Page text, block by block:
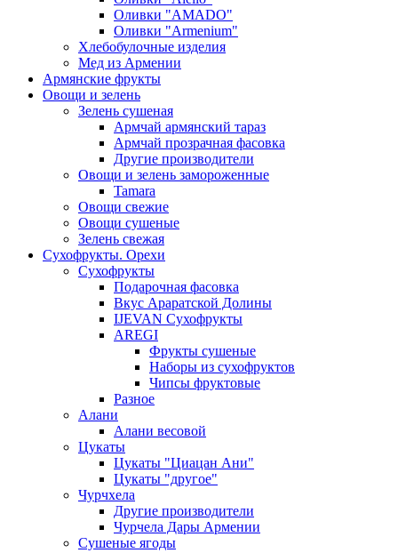
Оливки "AMADO"
Оливки "Armenium"
Хлебобулочные изделия
Мед из Армении
Армянские фрукты
Овощи и зелень
Зелень сушеная
Армчай армянский тараз
Армчай прозрачная фасовка
Другие производители
Овощи и зелень замороженные
Tamara
Овощи свежие
Овощи сушеные
Зелень свежая
Сухофрукты. Орехи
Сухофрукты
Подарочная фасовка
Вкус Араратской Долины
IJEVAN Сухофрукты
AREGI
Фрукты сушеные
Наборы из сухофруктов
Чипсы фруктовые
Разное
Алани
Алани весовой
Цукаты
Цукаты "Циацан Ани"
Цукаты "другое"
Чурчхела
Другие производители
Чурчела Дары Армении
Сушеные ягоды